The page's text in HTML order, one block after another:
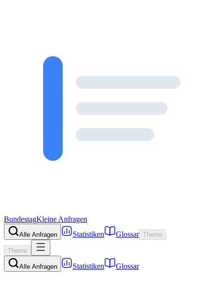
BundestagKleine Anfragen
Alle Anfragen Statistiken Glossar Theme
Theme
Alle Anfragen Statistiken Glossar